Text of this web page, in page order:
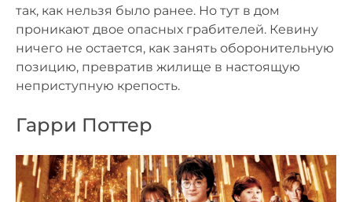
так, как нельзя было ранее. Но тут в дом
проникают двое опасных грабителей. Кевину
ничего не остается, как занять оборонительную
позицию, превратив жилище в настоящую
неприступную крепость.
Гарри Поттер